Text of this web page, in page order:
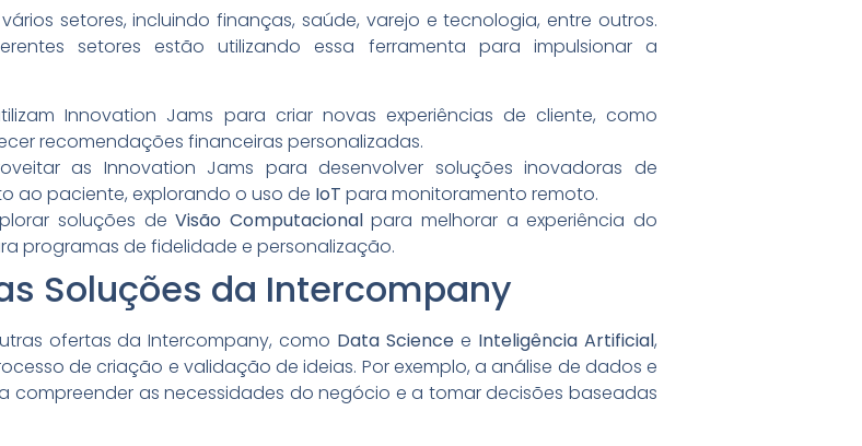
setores, incluindo finanças, saúde, varejo e tecnologia, entre outros.
setores estão utilizando essa ferramenta para impulsionar a
Innovation Jams para criar novas experiências de cliente, como
recomendações financeiras personalizadas.
as Innovation Jams para desenvolver soluções inovadoras de
ao paciente, explorando o uso de IoT para monitoramento remoto.
soluções deVisão Computacionalpara melhorar a experiência do
programas de fidelidade e personalização.
Soluções da Intercompany
ofertas da Intercompany, como Data Science e Inteligência Artificial,
de criação e validação de ideias. Por exemplo, a análise de dados e
compreender as necessidades do negócio e a tomar decisões baseadas